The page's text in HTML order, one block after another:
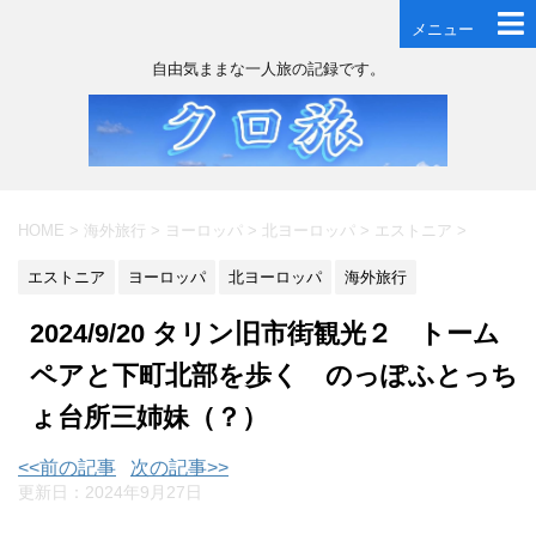
メニュー
自由気ままな一人旅の記録です。
HOME > 海外旅行 > ヨーロッパ > 北ヨーロッパ > エストニア >
エストニア ヨーロッパ 北ヨーロッパ 海外旅行
2024/9/20 タリン旧市街観光２ トーム
ペアと下町北部を歩く のっぽふとっち
ょ台所三姉妹（？）
<<前の記事 次の記事>>
更新日： 2024年9月27日